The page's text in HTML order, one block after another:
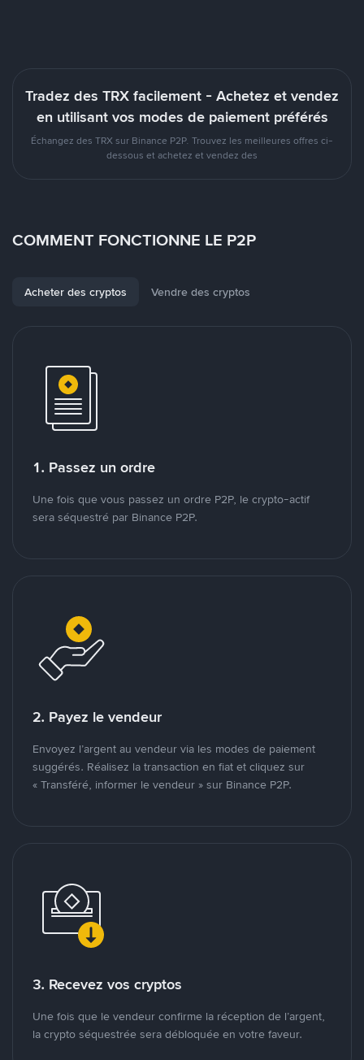
Tradez des TRX facilement - Achetez et vendez
en utilisant vos modes de paiement préférés
Échangez des TRX sur Binance P2P. Trouvez les meilleures offres ci-
dessous et achetez et vendez des
COMMENT FONCTIONNE LE P2P
Acheter des cryptos Vendre des cryptos
1. Passez un ordre
Une fois que vous passez un ordre P2P, le crypto-actif
sera séquestré par Binance P2P.
2. Payez le vendeur
Envoyez l’argent au vendeur via les modes de paiement
suggérés. Réalisez la transaction en fiat et cliquez sur
« Transféré, informer le vendeur » sur Binance P2P.
3. Recevez vos cryptos
Une fois que le vendeur confirme la réception de l’argent,
la crypto séquestrée sera débloquée en votre faveur.